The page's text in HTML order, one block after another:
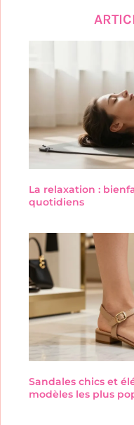
La relaxation :
quotidiens
Sandales chics et
modèles les plus